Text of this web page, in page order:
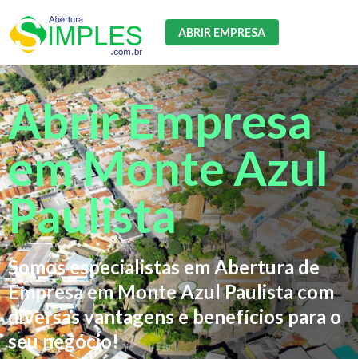
ABRIR EMPRESA
Abrir Empresa
em Monte Azul
Paulista
Somos especialistas em Abertura de
Empresa em Monte Azul Paulista com
diversas vantagens e benefícios para o
seu negócio!